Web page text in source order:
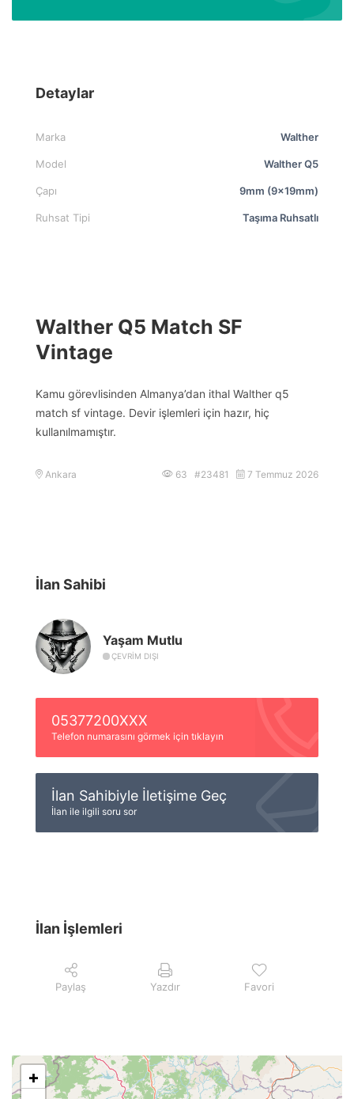
Detaylar
Marka Walther
Model Walther Q5
Çapı 9mm (9x19mm)
Ruhsat Tipi Taşıma Ruhsatlı
Walther Q5 Match SF
Vintage
Kamu görevlisinden Almanya’dan ithal Walther q5
match sf vintage. Devir işlemleri için hazır, hiç
kullanılmamıştır.
Ankara 63 #23481 7 Temmuz 2026
İlan Sahibi
Yaşam Mutlu
ÇEVRIM DIŞI
05377200XXX
Telefon numarasını görmek için tıklayın
İlan Sahibiyle İletişime Geç
İlan ile ilgili soru sor
İlan İşlemleri
Paylaş Yazdır Favori
+